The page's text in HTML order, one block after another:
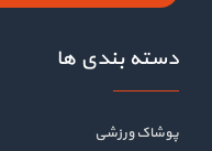
دسته بندی ها
پوشاک ورزشی